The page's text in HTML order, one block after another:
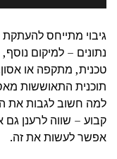
גיבוי מתייחס להעתקת
נתונים – למיקום
טכנית, מתקפה או
תוכנית התאוששות
למה חשוב לגבות את
קבוע – שווה לרענן
אפשר לעשות את זה.